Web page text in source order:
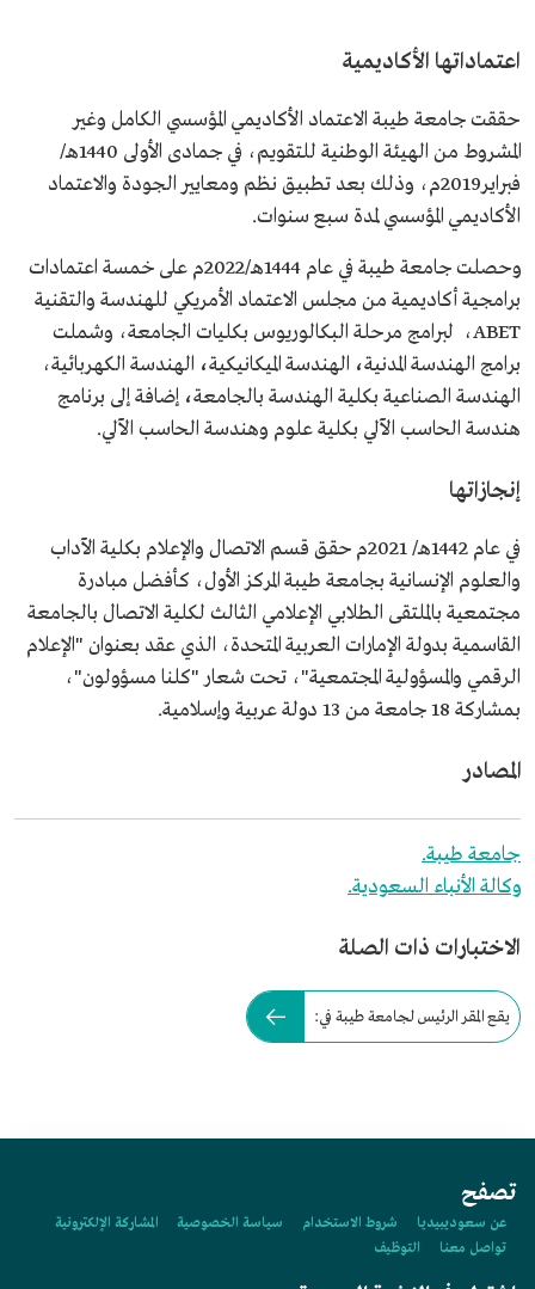
اعتماداتها الأكاديمية
حققت جامعة طيبة الاعتماد الأكاديمي المؤسسي الكامل وغير
المشروط من الهيئة الوطنية للتقويم، في جمادى الأولى 1440هـ/
فبراير2019م، وذلك بعد تطبيق نظم ومعايير الجودة والاعتماد
الأكاديمي المؤسسي لمدة سبع سنوات.
وحصلت جامعة طيبة في عام 1444هـ/2022م على خمسة اعتمادات
برامجية أكاديمية من مجلس الاعتماد الأمريكي للهندسة والتقنية
ABET، لبرامج مرحلة البكالوريوس بكليات الجامعة، وشملت
برامج الهندسة المدنية، الهندسة الميكانيكية، الهندسة الكهربائية،
الهندسة الصناعية بكلية الهندسة بالجامعة، إضافة إلى برنامج
هندسة الحاسب الآلي بكلية علوم وهندسة الحاسب الآلي.
إنجازاتها
في عام 1442هـ/ 2021م حقق قسم الاتصال والإعلام بكلية الآداب
والعلوم الإنسانية بجامعة طيبة المركز الأول، كأفضل مبادرة
مجتمعية بالملتقى الطلابي الإعلامي الثالث لكلية الاتصال بالجامعة
القاسمية بدولة الإمارات العربية المتحدة، الذي عقد بعنوان "الإعلام
الرقمي والمسؤولية المجتمعية"، تحت شعار "كلنا مسؤولون"،
بمشاركة 18 جامعة من 13 دولة عربية وإسلامية.
المصادر
جامعة طيبة.
وكالة الأنباء السعودية.
الاختبارات ذات الصلة
يقع المقر الرئيس لجامعة طيبة في:
تصفح
عن سعوديبيديا شروط الاستخدام سياسة الخصوصية
المشاركة الإلكترونية
تواصل معنا
التوظيف